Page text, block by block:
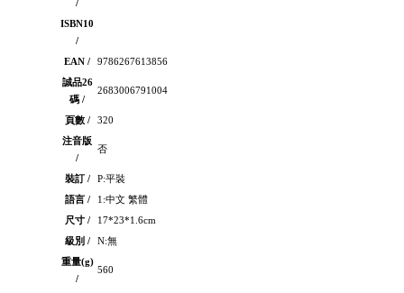
/
ISBN10
/
EAN /
9786267613856
誠品26
碼 /
2683006791004
頁數 /
320
注音版
/
否
裝訂 /
P:平裝
語言 /
1:中文 繁體
尺寸 /
17*23*1.6cm
級別 /
N:無
重量(g)
/
560